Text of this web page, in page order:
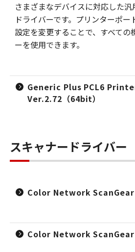
さまざまなデバイスに対応した
ドライバーです。プリンターポ
設定を変更することで、すべての
ーを使用できます。
Generic Plus PCL6
Ver.2.72（64bit）
スキャナードライバー
Color Network
Color Network ScanGear